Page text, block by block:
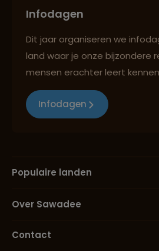
Infodagen
Dit jaar organiseren we
land waar je onze bijzondere
mensen erachter leert
Infodagen
Populaire landen
Over Sawadee
Contact